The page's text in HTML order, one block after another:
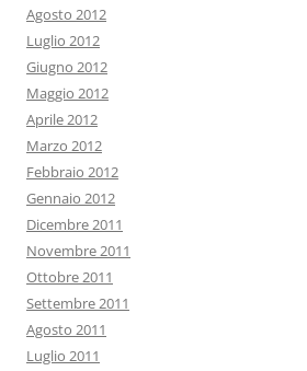
Agosto 2012
Luglio 2012
Giugno 2012
Maggio 2012
Aprile 2012
Marzo 2012
Febbraio 2012
Gennaio 2012
Dicembre 2011
Novembre 2011
Ottobre 2011
Settembre 2011
Agosto 2011
Luglio 2011